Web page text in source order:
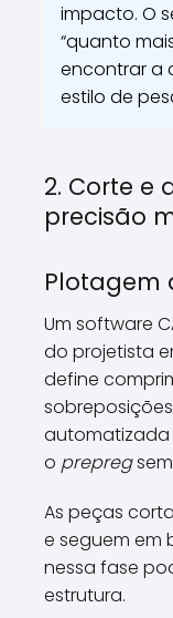
impacto. O
“quanto
encontrar a
estilo de
2. Corte e
precisão
Plotagem
Um software
do projetista
define
automatizada
o prepreg
As peças
e seguem em
nessa fase
estrutura.